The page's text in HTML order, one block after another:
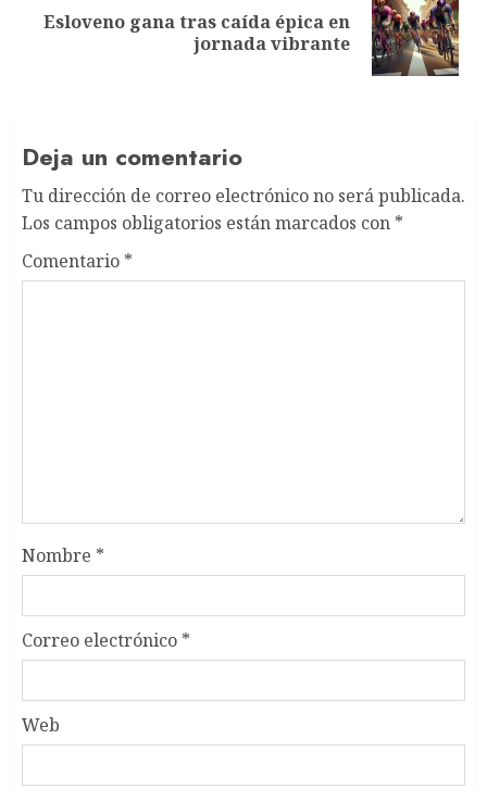
Next
Esloveno gana tras caída épica en
jornada vibrante
Deja un comentario
Tu dirección de correo electrónico no será publicada.
Los campos obligatorios están marcados con *
Comentario *
Nombre *
Correo electrónico *
Web